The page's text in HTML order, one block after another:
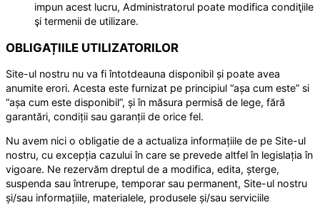
impun acest lucru, Administratorul poate modifica condiţiile
şi termenii de utilizare.
OBLIGAȚIILE UTILIZATORILOR
Site-ul nostru nu va fi întotdeauna disponibil și poate avea
anumite erori. Acesta este furnizat pe principiul “așa cum este” si
“așa cum este disponibil”, și în măsura permisă de lege, fără
garantări, condiții sau garanții de orice fel.
Nu avem nici o obligatie de a actualiza informațiile de pe Site-ul
nostru, cu excepția cazului în care se prevede altfel în legislația în
vigoare. Ne rezervăm dreptul de a modifica, edita, șterge,
suspenda sau întrerupe, temporar sau permanent, Site-ul nostru
și/sau informațiile, materialele, produsele și/sau serviciile